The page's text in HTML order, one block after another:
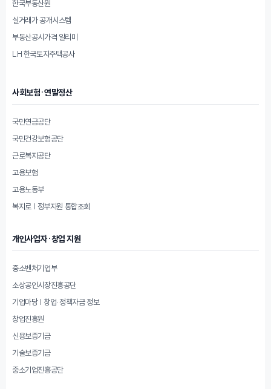
한국부동산원
실거래가 공개시스템
부동산공시가격 알리미
LH 한국토지주택공사
사회보험·연말정산
국민연금공단
국민건강보험공단
근로복지공단
고용보험
고용노동부
복지로 | 정부지원 통합조회
개인사업자·창업 지원
중소벤처기업부
소상공인시장진흥공단
기업마당 | 창업·정책자금 정보
창업진흥원
신용보증기금
기술보증기금
중소기업진흥공단